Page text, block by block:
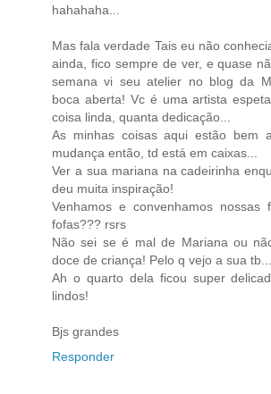
hahahaha...
Mas fala verdade Tais eu não
ainda, fico sempre de ver, e quase
semana vi seu atelier no blog da
boca aberta! Vc é uma artista
coisa linda, quanta dedicação...
As minhas coisas aqui estão bem
mudança então, td está em caixas...
Ver a sua mariana na cadeirinha
deu muita inspiração!
Venhamos e convenhamos nossas
fofas??? rsrs
Não sei se é mal de Mariana ou
doce de criança! Pelo q vejo a sua tb...
Ah o quarto dela ficou super
lindos!
Bjs grandes
Responder